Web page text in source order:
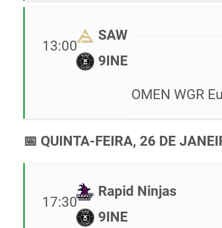
13:00
SAW
9INE
OMEN WGR
📅 QUINTA-FEIRA, 26 DE
17:30
Rapid Ninjas
9INE